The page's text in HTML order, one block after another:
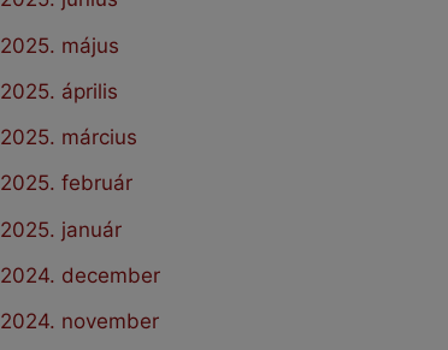
2025. május
2025. április
2025. március
2025. február
2025. január
2024. december
2024. november